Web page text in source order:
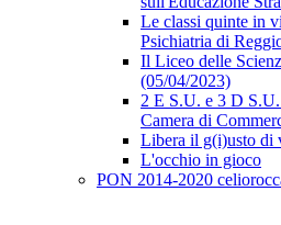
Le classi quinte in
Psichiatria di
Il Liceo delle
(05/04/2023)
2 E S.U. e 3 D
Camera di
Libera il g(i)usto di
L'occhio in gioco
PON 2014-2020